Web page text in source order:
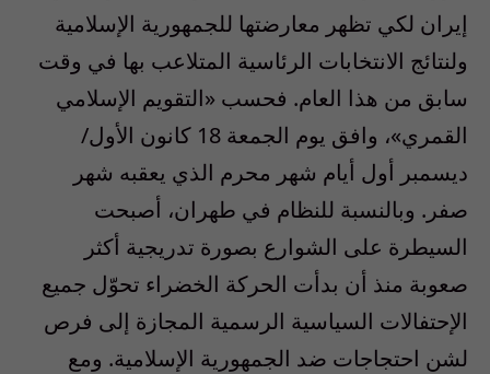
إيران لكي تظهر معارضتها للجمهورية الإسلامية
ولنتائج الانتخابات الرئاسية المتلاعب بها في وقت
سابق من هذا العام. فحسب «التقويم الإسلامي
القمري»، وافق يوم الجمعة 18 كانون الأول/
ديسمبر أول أيام شهر محرم الذي يعقبه شهر
صفر. وبالنسبة للنظام في طهران، أصبحت
السيطرة على الشوارع بصورة تدريجية أكثر
صعوبة منذ أن بدأت الحركة الخضراء تحوّل جميع
الإحتفالات السياسية الرسمية المجازة إلى فرص
لشن احتجاجات ضد الجمهورية الإسلامية. ومع